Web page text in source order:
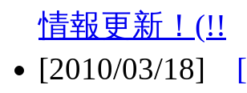
情報更新！(!!
[2010/03/18]